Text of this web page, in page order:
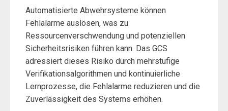
Automatisierte Abwehrsysteme können
Fehlalarme auslösen, was zu
Ressourcenverschwendung und potenziellen
Sicherheitsrisiken führen kann. Das GCS
adressiert dieses Risiko durch mehrstufige
Verifikationsalgorithmen und kontinuierliche
Lernprozesse, die Fehlalarme reduzieren und die
Zuverlässigkeit des Systems erhöhen.